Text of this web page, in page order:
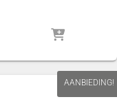
AANBIEDING!